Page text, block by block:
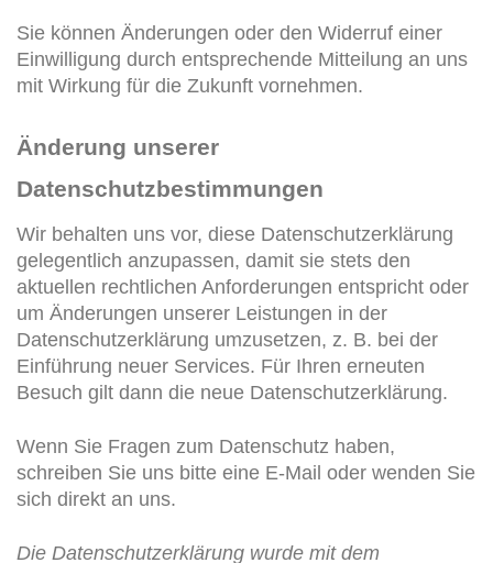
Sie können Änderungen oder den Widerruf einer
Einwilligung durch entsprechende Mitteilung an uns
mit Wirkung für die Zukunft vornehmen.
Änderung unserer
Datenschutzbestimmungen
Wir behalten uns vor, diese Datenschutzerklärung
gelegentlich anzupassen, damit sie stets den
aktuellen rechtlichen Anforderungen entspricht oder
um Änderungen unserer Leistungen in der
Datenschutzerklärung umzusetzen, z. B. bei der
Einführung neuer Services. Für Ihren erneuten
Besuch gilt dann die neue Datenschutzerklärung.
Wenn Sie Fragen zum Datenschutz haben,
schreiben Sie uns bitte eine E-Mail oder wenden Sie
sich direkt an uns.
Die Datenschutzerklärung wurde mit dem